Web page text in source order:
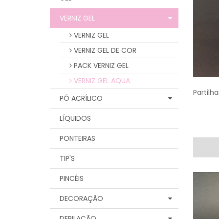
VERNIZ GEL
VERNIZ GEL
VERNIZ GEL DE COR
PACK VERNIZ GEL
VERNIZ GEL AQUA
PÓ ACRÍLICO
LÍQUIDOS
PONTEIRAS
TIP'S
PINCÉIS
DECORAÇÃO